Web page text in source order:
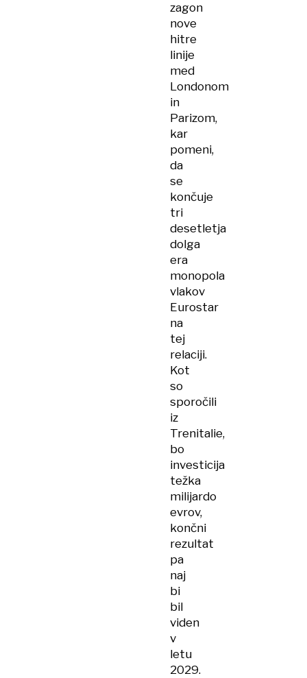
zagon
nove
hitre
linije
med
Londonom
in
Parizom,
kar
pomeni,
da
se
končuje
tri
desetletja
dolga
era
monopola
vlakov
Eurostar
na
tej
relaciji.
Kot
so
sporočili
iz
Trenitalie,
bo
investicija
težka
milijardo
evrov,
končni
rezultat
pa
naj
bi
bil
viden
v
letu
2029.